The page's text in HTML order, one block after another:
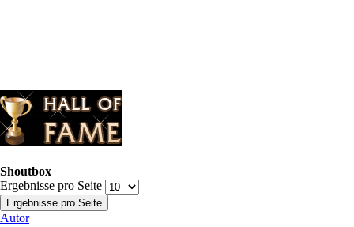
Shoutbox
Ergebnisse pro Seite
Autor